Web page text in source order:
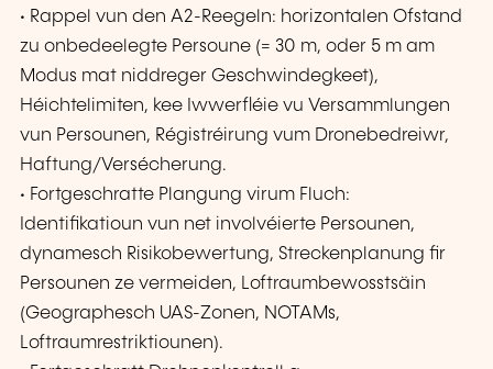
• Rappel vun den A2-Reegeln: horizontalen Ofstand
zu onbedeelegte Persoune (= 30 m, oder 5 m am
Modus mat niddreger Geschwindegkeet),
Héichtelimiten, kee Iwwerfléie vu Versammlungen
vun Persounen, Régistréirung vum Dronebedreiwr,
Haftung/Versécherung.
• Fortgeschratte Plangung virum Fluch:
Identifikatioun vun net involvéierte Persounen,
dynamesch Risikobewertung, Streckenplanung fir
Persounen ze vermeiden, Loftraumbewosstsäin
(Geographesch UAS-Zonen, NOTAMs,
Loftraumrestriktiounen).